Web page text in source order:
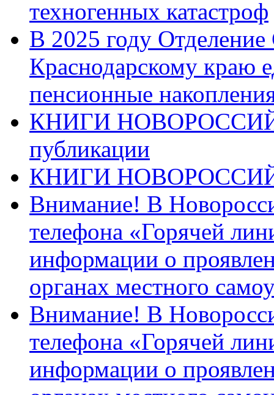
техногенных катастроф
В 2025 году
Краснодарскому краю
пенсионные
КНИГИ
публикации
КНИГИ
Внимание! В
телефона «Горячей
информации о
органах местного
Внимание! В
телефона «Горячей
информации о